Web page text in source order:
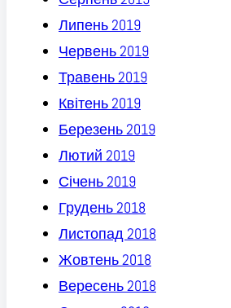
Липень 2019
Червень 2019
Травень 2019
Квітень 2019
Березень 2019
Лютий 2019
Січень 2019
Грудень 2018
Листопад 2018
Жовтень 2018
Вересень 2018